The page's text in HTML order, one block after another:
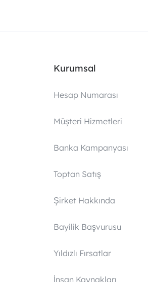
Kurumsal
Hesap Numarası
Müşteri Hizmetleri
Banka Kampanyası
Toptan Satış
Şirket Hakkında
Bayilik Başvurusu
Yıldızlı Fırsatlar
İnsan Kaynakları